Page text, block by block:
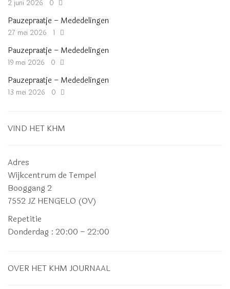
2 juni 2026 0
Pauzepraatje – Mededelingen
27 mei 2026 1
Pauzepraatje – Mededelingen
19 mei 2026 0
Pauzepraatje – Mededelingen
13 mei 2026 0
VIND HET KHM
Adres
Wijkcentrum de Tempel
Booggang 2
7552 JZ HENGELO (OV)
Repetitie
Donderdag : 20:00 – 22:00
OVER HET KHM JOURNAAL